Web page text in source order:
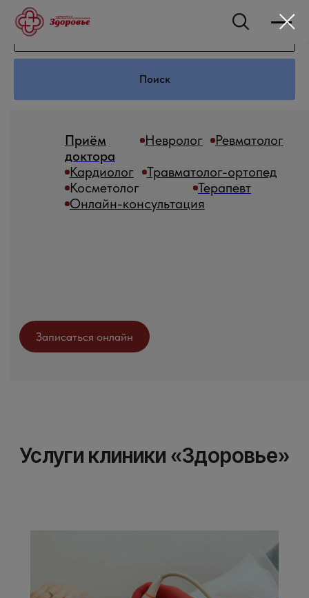
Поиск
Приём Невролог Ревматолог
Косметолог
Терапевт
Онлайн-консультация
Диагностика
диагностика
Услуги клиники «Здоровье»